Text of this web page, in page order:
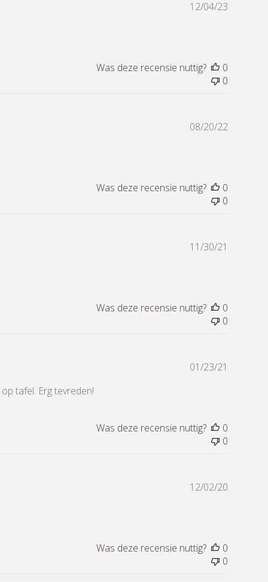
12/04/23
Was deze recensie nuttig?
0
0
08/20/22
Was deze recensie nuttig?
0
0
11/30/21
Was deze recensie nuttig?
0
0
tafel. Erg tevreden!
01/23/21
Was deze recensie nuttig?
0
0
12/02/20
Was deze recensie nuttig?
0
0